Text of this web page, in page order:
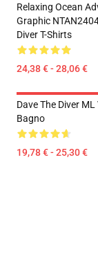
Relaxing Ocean
Graphic
Diver T-Shirts
24,38 € - 28,06 €
Dave The Diver
Bagno
19,78 € - 25,30 €